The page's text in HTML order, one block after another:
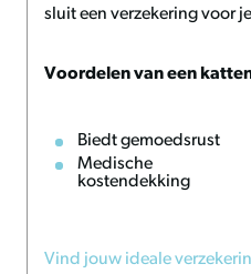
gebruik te verlengen. Zijn
krabplank op een plek waar
sluit een verzekering voor
Voordelen van een
Biedt gemoedsrust
Medische
kostendekking
Vind jouw ideale